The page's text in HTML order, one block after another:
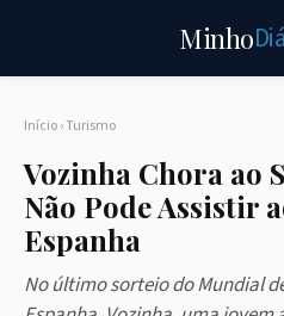
Minho
Início›Turismo
Vozinha Chora ao
Não Pode Assistir
Espanha
No último sorteio do Mundial